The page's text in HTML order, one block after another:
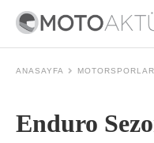
ANASAYFA
Enduro